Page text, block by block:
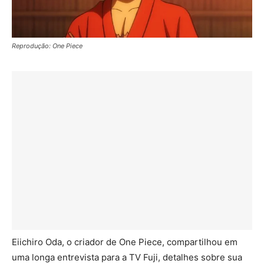
Reprodução: One Piece
Eiichiro Oda, o criador de One Piece, compartilhou em
uma longa entrevista para a TV Fuji, detalhes sobre sua